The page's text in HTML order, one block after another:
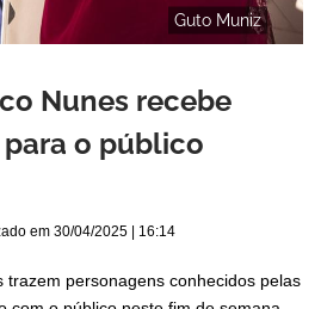
Guto Muniz
Nunes recebe
o público
em 30/04/2025 | 16:14
trazem personagens conhecidos pelas